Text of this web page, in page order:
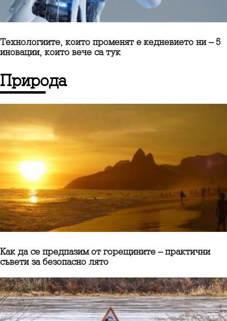
Технологиите, които променят ежедневието ни – 5
иновации, които вече са тук
Природа
Как да се предпазим от горещините – практични
съвети за безопасно лято